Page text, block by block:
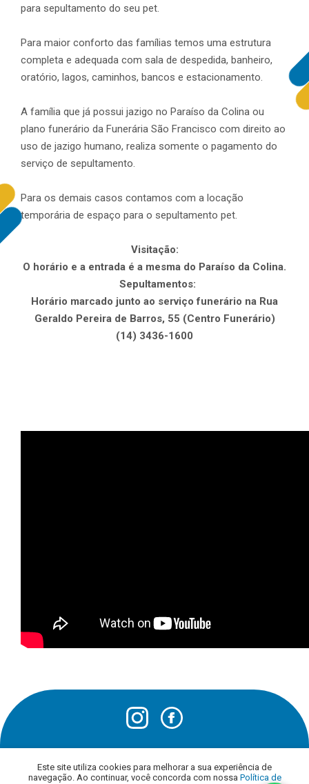
para sepultamento do seu pet.
Para maior conforto das famílias temos uma estrutura
completa e adequada com sala de despedida, banheiro,
oratório, lagos, caminhos, bancos e estacionamento.
A família que já possui jazigo no Paraíso da Colina ou
plano funerário da Funerária São Francisco com direito ao
uso de jazigo humano, realiza somente o pagamento do
serviço de sepultamento.
Para os demais casos contamos com a locação
temporária de espaço para o sepultamento pet.
Visitação:
O horário e a entrada é a mesma do Paraíso da Colina.
Sepultamentos:
Horário marcado junto ao serviço funerário na Rua
Geraldo Pereira de Barros, 55 (Centro Funerário)
(14) 3436-1600
(14) 3436-1600
atendimento@funerariasaofrancisco.com.br
Este site utiliza cookies para melhorar a sua experiência de
navegação. Ao continuar, você concorda com nossa Política de